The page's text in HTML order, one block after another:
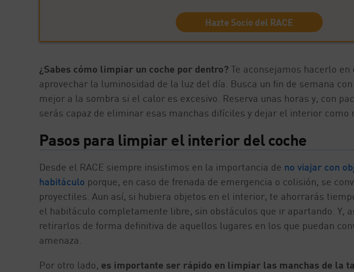
Hazte Socio del RACE
¿Sabes cómo limpiar un coche por dentro?Te aconsejamos hacerlo en
aprovechar la luminosidad de la luz del día. Busca un fin de semana
mejor a la sombra si el calor es excesivo. Reserva unas horas y, con
serás capaz de eliminar esas manchas difíciles y dejar el interior como
Pasos para limpiar el interior del coche
Desde el RACE siempre insistimos en la importancia de no viajar con
habitáculo porque, en caso de frenada de emergencia o colisión, se
proyectiles. Aun así, si hubiera objetos en el interior, te ahorrarás
el habitáculo completamente libre, sin obstáculos que ir apartando. Y,
retirarlos de forma definitiva de aquellos lugares en los que puedan
amenaza.
Por otro lado, es importante ser rápido en limpiar las manchas de la